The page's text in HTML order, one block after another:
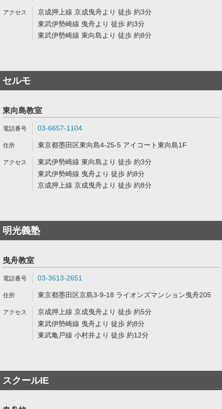
京成押上線 京成曳舟より 徒歩 約3分
東武伊勢崎線 曳舟より 徒歩 約3分
東武伊勢崎線 東向島より 徒歩 約8分
セルモ
東向島教室
03-6657-1104
東京都墨田区東向島4-25-5 アイコート東向島1F
東武伊勢崎線 東向島より 徒歩 約3分
東武伊勢崎線 曳舟より 徒歩 約8分
京成押上線 京成曳舟より 徒歩 約8分
明光義塾
曳舟教室
03-3613-2651
東京都墨田区京島3-9-18 ライオンズマンション曳舟205
京成押上線 京成曳舟より 徒歩 約5分
東武伊勢崎線 曳舟より 徒歩 約8分
東武亀戸線 小村井より 徒歩 約12分
スクールIE